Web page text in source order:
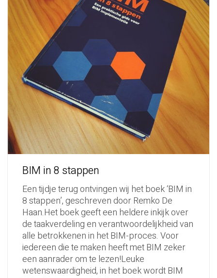
BIM in 8 stappen
Een tijdje terug ontvingen wij het boek ‘BIM in
8 stappen’, geschreven door Remko De
Haan.Het boek geeft een heldere inkijk over
de taakverdeling en verantwoordelijkheid van
alle betrokkenen in het BIM-proces. Voor
iedereen die te maken heeft met BIM zeker
een aanrader om te lezen!Leuke
wetenswaardigheid, in het boek wordt BIM